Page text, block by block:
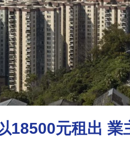
18500元租出 業